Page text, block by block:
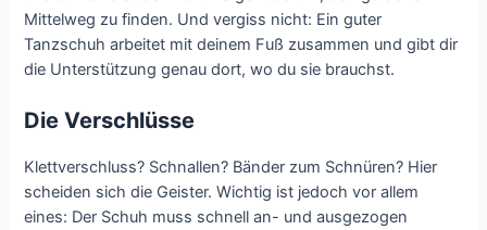
Mittelweg zu finden. Und vergiss nicht: Ein guter
Tanzschuh arbeitet mit deinem Fuß zusammen und gibt dir
die Unterstützung genau dort, wo du sie brauchst.
Die Verschlüsse
Klettverschluss? Schnallen? Bänder zum Schnüren? Hier
scheiden sich die Geister. Wichtig ist jedoch vor allem
eines: Der Schuh muss schnell an- und ausgezogen